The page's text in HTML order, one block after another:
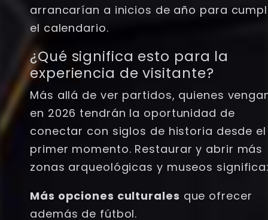
arrancarían a inicios de año para
el calendario.
¿Qué significa esto para la
experiencia de visitante?
Más allá de ver partidos, quienes
en 2026 tendrán la oportunidad de
conectar con siglos de historia desde el
primer momento. Restaurar y abrir más
zonas arqueológicas y museos
Más opciones culturales que ofrecer
además de fútbol.